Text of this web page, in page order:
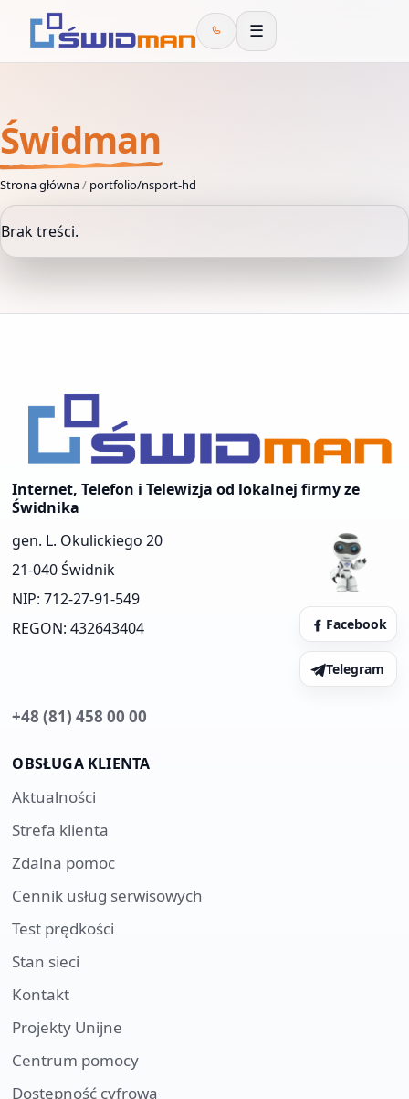
☰
Świdman
Strona główna/ portfolio/nsport-hd
Brak treści.
Internet, Telefon i Telewizja od lokalnej firmy ze
Świdnika
gen. L. Okulickiego 20
21-040 Świdnik
NIP: 712-27-91-549
REGON: 432643404
Facebook
Telegram
+48 (81) 458 00 00
OBSŁUGA KLIENTA
Aktualności
Strefa klienta
Zdalna pomoc
Cennik usług serwisowych
Test prędkości
Stan sieci
Kontakt
Projekty Unijne
Centrum pomocy
Dostępność cyfrowa